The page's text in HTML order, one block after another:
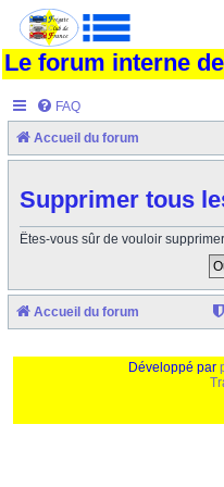
Le forum interne
FAQ
Accueil du forum
Supprimer tous
Êtes-vous sûr de vouloir
Accueil du forum
Développé par